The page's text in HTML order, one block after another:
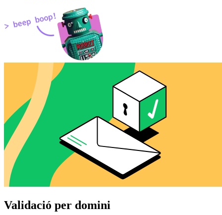
Validació per domini